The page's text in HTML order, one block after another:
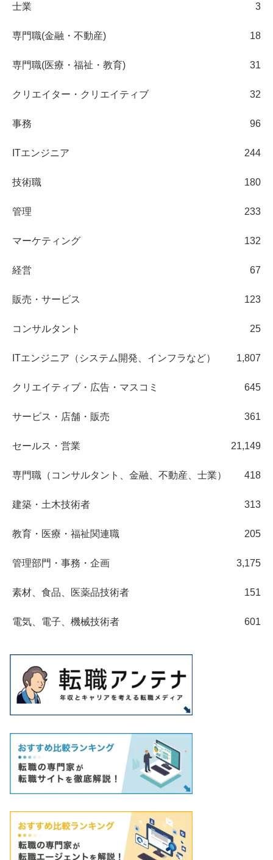
士業 3
専門職(金融・不動産) 18
専門職(医療・福祉・教育) 31
クリエイター・クリエイティブ 32
事務 96
ITエンジニア 244
技術職 180
管理 233
マーケティング 132
経営 67
販売・サービス 123
コンサルタント 25
ITエンジニア（システム開発、インフラなど） 1,807
クリエイティブ・広告・マスコミ 645
サービス・店舗・販売 361
セールス・営業 21,149
専門職（コンサルタント、金融、不動産、士業） 418
建築・土木技術者 313
教育・医療・福祉関連職 205
管理部門・事務・企画 3,175
素材、食品、医薬品技術者 151
電気、電子、機械技術者 601